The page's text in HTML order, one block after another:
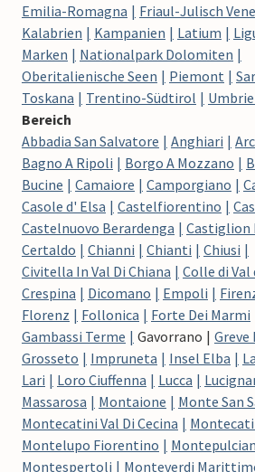
Emilia-Romagna
Friaul-Julisch
Kalabrien
Kampanien Latium
Marken
Nationalpark Dolomiten
Oberitalienische Seen
Piemont
Toskana
Trentino-Südtirol
Bereich
Abbadia San Salvatore
Anghiari
Bagno A Ripoli
Borgo A Mozzano
Bucine
Camaiore Camporgiano
Casole d' Elsa
Castelfiorentino
Castelnuovo Berardenga
Castiglion
Certaldo
Chianni Chianti
Chiusi
Civitella In Val Di Chiana
Colle di Val
Crespina
Dicomano Empoli
Florenz
Follonica Forte Dei Marmi
Gambassi Terme
Gavorrano
Greve
Grosseto
Impruneta Insel Elba
Lari
Loro Ciuffenna Lucca
Massarosa
Montaione
Monte San
Montecatini Val Di Cecina
Montelupo Fiorentino
Montespertoli
Monteverdi